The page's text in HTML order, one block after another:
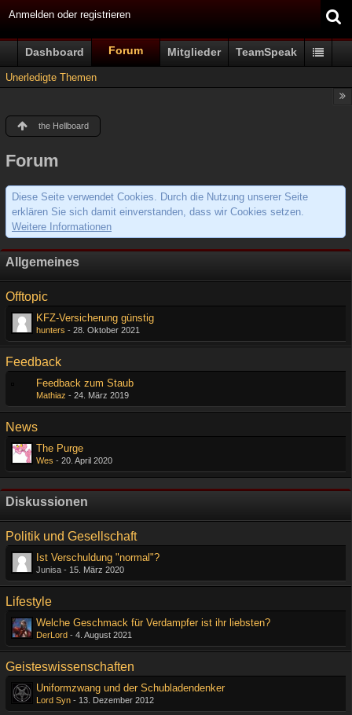
Anmelden oder registrieren
Dashboard Forum Mitglieder TeamSpeak
Unerledigte Themen
the Hellboard
Forum
Diese Seite verwendet Cookies. Durch die Nutzung unserer Seite
erklären Sie sich damit einverstanden, dass wir Cookies setzen.
Weitere Informationen
Allgemeines
Offtopic
KFZ-Versicherung günstig
hunters - 28. Oktober 2021
Feedback
Feedback zum Staub
Mathiaz - 24. März 2019
News
The Purge
Wes - 20. April 2020
Diskussionen
Politik und Gesellschaft
Ist Verschuldung "normal"?
Junisa - 15. März 2020
Lifestyle
Welche Geschmack für Verdampfer ist ihr liebsten?
DerLord - 4. August 2021
Geisteswissenschaften
Uniformzwang und der Schubladendenker
Lord Syn - 13. Dezember 2012